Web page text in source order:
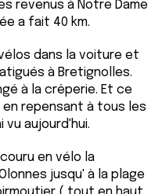
revenus à Notre Dame
a fait 40 km.
dans la voiture et
à Bretignolles.
à la crêperie. Et ce
repensant à tous les
vu aujourd'hui.
en vélo la
jusqu' à la plage